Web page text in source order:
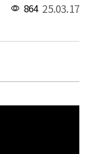
864 25.03.17